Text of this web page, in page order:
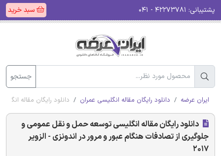
پشتیبانی: سبد خرید
جستجو
ایران عرضه دانلود رایگان مقاله انگلیسی عمران دانلود رایگان مقاله
دانلود رایگان مقاله انگلیسی توسعه حمل و نقل عمومی و
جلوگیری از تصادفات هنگام عبور و مرور در اندونزی - الزویر
2017